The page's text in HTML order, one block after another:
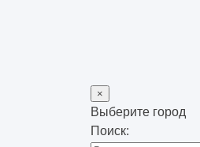
×
Выберите город
Поиск: